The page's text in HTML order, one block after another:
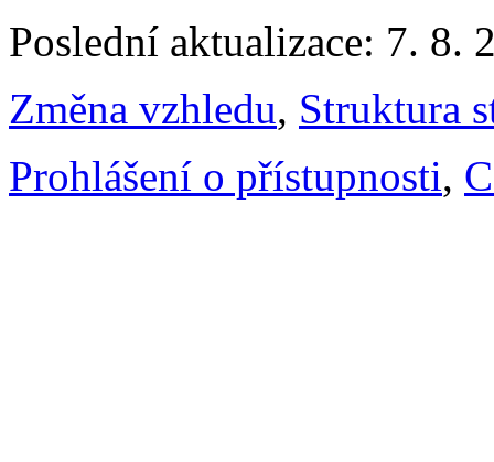
Poslední aktualizace: 7. 8.
Změna vzhledu, Struktura
Prohlášení o přístupnosti,